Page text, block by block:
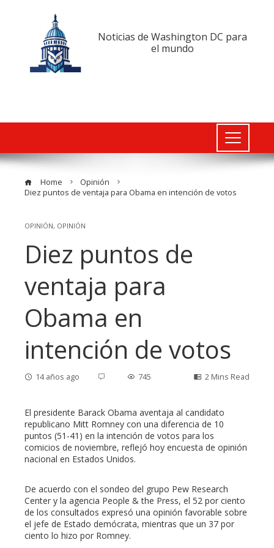
Noticias de Washington DC para
el mundo
Home
Opinión
Diez puntos de ventaja para Obama en intención de votos
OPINIÓN, OPINIÓN
Diez puntos de
ventaja para
Obama en
intención de votos
14 años ago 745 2 Mins Read
El presidente Barack Obama aventaja al candidato
republicano Mitt Romney con una diferencia de 10
puntos (51-41) en la intención de votos para los
comicios de noviembre, reflejó hoy encuesta de opinión
nacional en Estados Unidos.
De acuerdo con el sondeo del grupo Pew Research
Center y la agencia People & the Press, el 52 por ciento
de los consultados expresó una opinión favorable sobre
el jefe de Estado demócrata, mientras que un 37 por
ciento lo hizo por Romney.